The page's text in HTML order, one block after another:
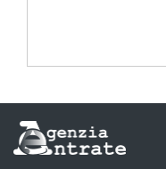
Informazioni
sul